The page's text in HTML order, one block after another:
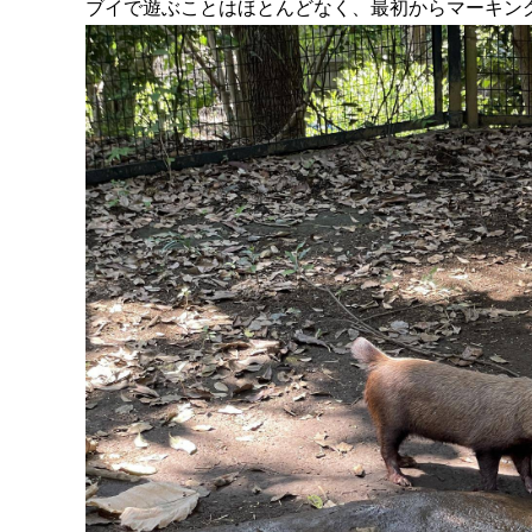
ブイで遊ぶことはほとんどなく、最初からマーキン